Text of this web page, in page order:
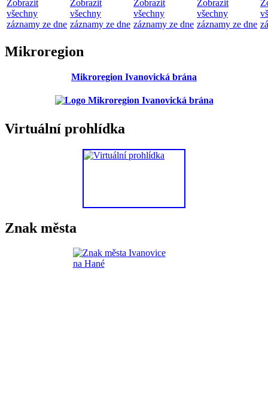
Zobrazit
všechny
záznamy ze dne
Zobrazit
všechny
záznamy ze dne
Zobrazit
všechny
záznamy ze dne
Zobrazit
všechny
záznamy ze dne
Mikroregion
Mikroregion Ivanovická brána
Virtuální prohlídka
Znak města